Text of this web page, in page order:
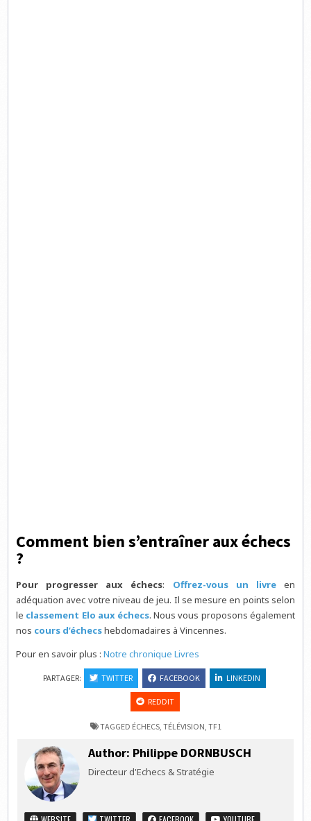
Comment bien s’entraîner aux échecs
?
Pour progresser aux échecs: Offrez-vous un livreen
adéquation avec votre niveau de jeu. Il se mesure en points selon
le classement Elo aux échecs. Nous vous proposons également
nos cours d’échecshebdomadaires à Vincennes.
Pour en savoir plus :Notre chronique Livres
PARTAGER: TWITTER FACEBOOK LINKEDIN
REDDIT
TAGGED ÉCHECS, TÉLÉVISION TF1
Author: Philippe DORNBUSCH
Directeur d'Echecs & Stratégie